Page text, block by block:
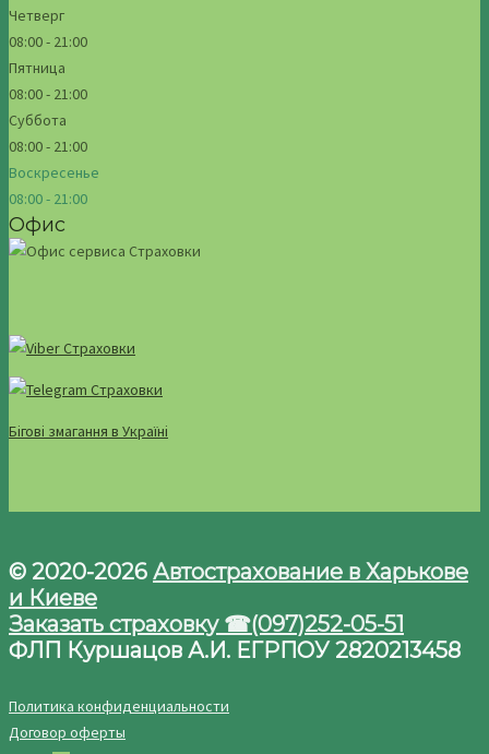
Четверг
08:00 - 21:00
Пятница
08:00 - 21:00
Суббота
08:00 - 21:00
Воскресенье
08:00 - 21:00
Офис
Бігові змагання в Україні
© 2020-2026 Автострахование в Харькове
и Киеве
Заказать страховку ☎(097)252-05-51
ФЛП Куршацов А.И. ЕГРПОУ 2820213458
Политика конфиденциальности
Договор оферты